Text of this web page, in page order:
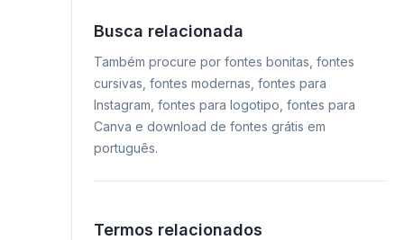
Busca relacionada
Também procure por fontes bonitas, fontes
cursivas, fontes modernas, fontes para
Instagram, fontes para logotipo, fontes para
Canva e download de fontes grátis em
português.
Termos relacionados